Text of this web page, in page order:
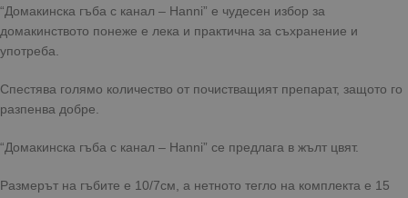
“Домакинска гъба с канал – Hanni” е чудесен избор за
домакинството понеже е лека и практична за съхранение и
употреба.
Спестява голямо количество от почистващият препарат, защото го
разпенва добре.
“Домакинска гъба с канал – Hanni” се предлага в жълт цвят.
Размерът на гъбите е 10/7см, а нетното тегло на комплекта е 15